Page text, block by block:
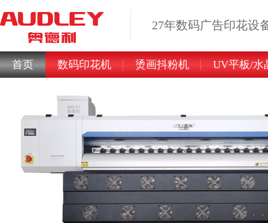
27年数码广告印花设
首页 数码印花机 烫画抖粉机 UV平板/水